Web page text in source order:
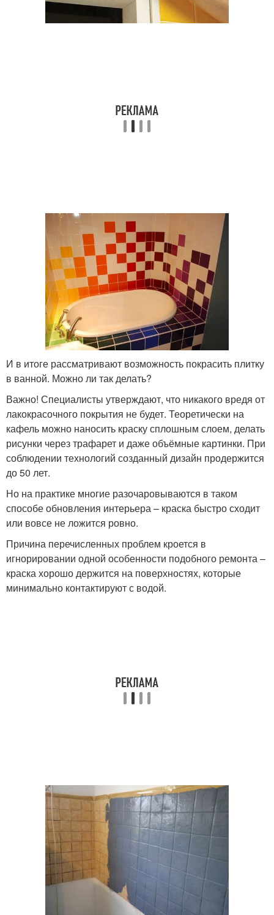
И в итоге рассматривают возможность покрасить плитку
в ванной. Можно ли так делать?
Важно! Специалисты утверждают, что никакого вредя от
лакокрасочного покрытия не будет. Теоретически на
кафель можно наносить краску сплошным слоем, делать
рисунки через трафарет и даже объёмные картинки. При
соблюдении технологий созданный дизайн продержится
до 50 лет.
Но на практике многие разочаровываются в таком
способе обновления интерьера – краска быстро сходит
или вовсе не ложится ровно.
Причина перечисленных проблем кроется в
игнорировании одной особенности подобного ремонта –
краска хорошо держится на поверхностях, которые
минимально контактируют с водой.